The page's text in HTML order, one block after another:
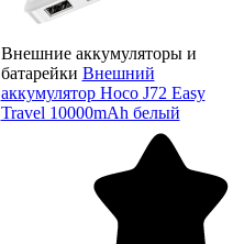
Внешние аккумуляторы и
батарейки Внешний
аккумулятор Hoco J72 Easy
Travel 10000mAh белый